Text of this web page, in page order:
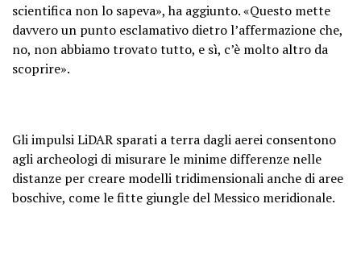
scientifica non lo sapeva», ha aggiunto. «Questo mette
davvero un punto esclamativo dietro l’affermazione che,
no, non abbiamo trovato tutto, e sì, c’è molto altro da
scoprire».
Gli impulsi LiDAR sparati a terra dagli aerei consentono
agli archeologi di misurare le minime differenze nelle
distanze per creare modelli tridimensionali anche di aree
boschive, come le fitte giungle del Messico meridionale.